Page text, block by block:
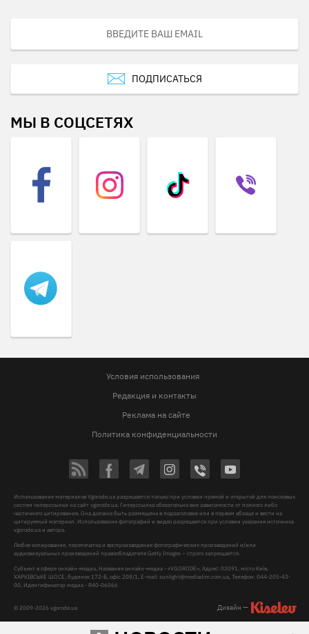
ПОДПИСАТЬСЯ
МЫ В СОЦСЕТЯХ
Условия использования
Редакция и контакты
Реклама на сайте
Политика конфиденциальности
© 2009-2026 vgorode.ua
Использование материалов Vgorode.ua разрешается только при условии прямой и открытой для поисковых
систем гиперссылки на сайт vgorode.ua. Гиперссылка обязательна вне зависимости от полного либо
частичного цитирования. Она должна быть размещена в подзаголовке или в первом абзаце и вести на
цитируемый материал. Использование фотографий и видео разрешается при условии указания источника
vgorode.ua и автора.
Любое копирование, перепечатка и воспроизведение фотографических произведений и/или
аудиовизуальных произведений правообладателя Getty Images – строго запрещается.
Субъект в сфере онлайн-медиа, Название онлайн-медиа - «VGORODE», Адрес: 02091, місто Київ,
ХАРКІВСЬКЕ ШОСЕ, будинок 172-Б, офіс 208/1, E-mail:sunlight@mediadim.com.ua , Телефон: 044-205-43-
00, Идентификатор медиа - R40-06066
Дизайн —